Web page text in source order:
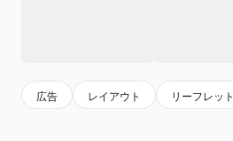
広告 レイアウト リーフレット